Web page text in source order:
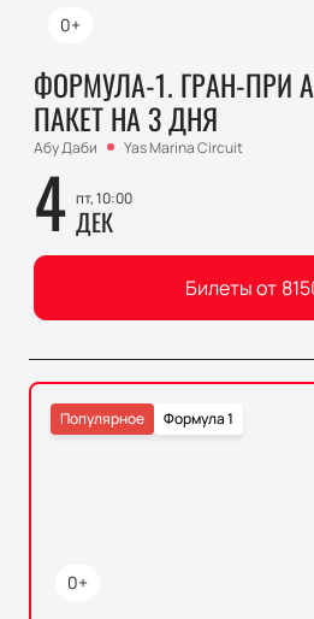
0+
ФОРМУЛА-1. ГРАН-ПРИ
ПАКЕТ НА 3 ДНЯ
Абу Даби Yas Marina Circuit
4 пт, 10:00
ДЕК
Билеты от
0+
Формула 1
Популярное